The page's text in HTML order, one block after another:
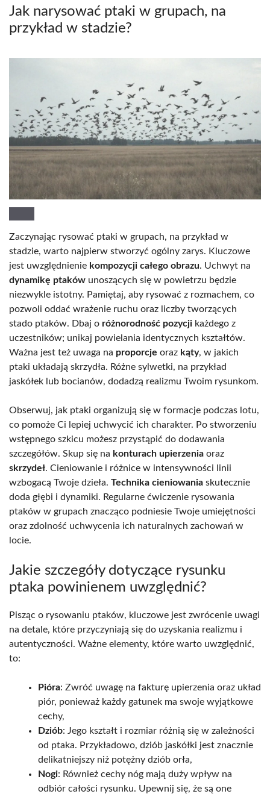
Jak narysować ptaki w grupach, na
przykład w stadzie?
Zaczynając rysować ptaki w grupach, na przykład w
stadzie, warto najpierw stworzyć ogólny zarys. Kluczowe
jest uwzględnienie kompozycji całego obrazu. Uchwyt na
dynamikę ptaków unoszących się w powietrzu będzie
niezwykle istotny. Pamiętaj, aby rysować z rozmachem, co
pozwoli oddać wrażenie ruchu oraz liczby tworzących
stado ptaków. Dbaj o różnorodność pozycji każdego z
uczestników; unikaj powielania identycznych kształtów.
Ważna jest też uwaga na proporcje oraz kąty, w jakich
ptaki układają skrzydła. Różne sylwetki, na przykład
jaskółek lub bocianów, dodadzą realizmu Twoim rysunkom.
Obserwuj, jak ptaki organizują się w formacje podczas lotu,
co pomoże Ci lepiej uchwycić ich charakter. Po stworzeniu
wstępnego szkicu możesz przystąpić do dodawania
szczegółów. Skup się na konturach upierzenia oraz
skrzydeł. Cieniowanie i różnice w intensywności linii
wzbogacą Twoje dzieła. Technika cieniowania skutecznie
doda głębi i dynamiki. Regularne ćwiczenie rysowania
ptaków w grupach znacząco podniesie Twoje umiejętności
oraz zdolność uchwycenia ich naturalnych zachowań w
locie.
Jakie szczegóły dotyczące rysunku
ptaka powinienem uwzględnić?
Pisząc o rysowaniu ptaków, kluczowe jest zwrócenie uwagi
na detale, które przyczyniają się do uzyskania realizmu i
autentyczności. Ważne elementy, które warto uwzględnić,
to:
Pióra: Zwróć uwagę na fakturę upierzenia oraz układ
piór, ponieważ każdy gatunek ma swoje wyjątkowe
cechy,
Dziób: Jego kształt i rozmiar różnią się w zależności
od ptaka. Przykładowo, dziób jaskółki jest znacznie
delikatniejszy niż potężny dziób orła,
Nogi: Również cechy nóg mają duży wpływ na
odbiór całości rysunku. Upewnij się, że są one